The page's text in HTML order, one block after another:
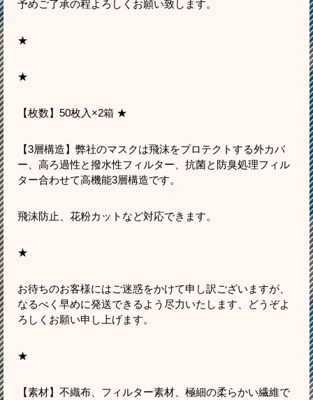
予めご了承の程よろしくお願い致します。
★
★
【枚数】50枚入×2箱 ★
【3層構造】弊社のマスクは飛沫をプロテクトする外カバ
ー、高ろ過性と撥水性フィルター、抗菌と防臭処理フィル
ター合わせて高機能3層構造です。
飛沫防止、花粉カットなど対応できます。
★
お待ちのお客様にはご迷惑をかけて申し訳ございますが、
なるべく早めに発送できるよう尽力いたします、どうぞよ
ろしくお願い申し上げます。
★
【素材】不織布、フィルター素材、極細の柔らかい繊維で